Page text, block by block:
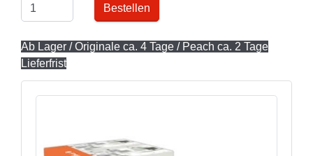
Bestellen
Ab Lager / Originale ca. 4 Tage / Peach ca. 2 Tage
Lieferfrist